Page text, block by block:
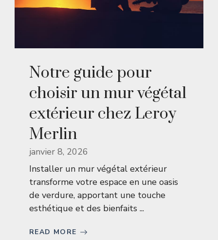
Notre guide pour
choisir un mur végétal
extérieur chez Leroy
Merlin
janvier 8, 2026
Installer un mur végétal extérieur
transforme votre espace en une oasis
de verdure, apportant une touche
esthétique et des bienfaits ...
READ MORE